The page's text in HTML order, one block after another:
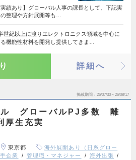
績あり】グローバル人事の課長として、下記実
整理や方針展開等も…
世紀以上に渡りエレクトロニクス領域を中心に
機能性材料を開発し提供してきま…
詳細へ
掲載期間 26/07/30～26/08/17
ル グローバルPJ多数 離
生充実
東京都
海外展開あり（日系グロー
企業 管理職・マネジャー
海外出張